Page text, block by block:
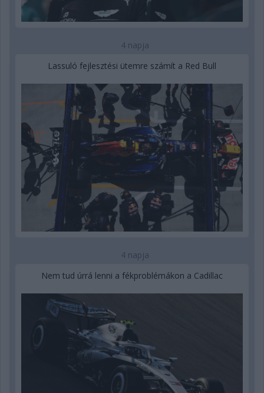
4 napja
Lassuló fejlesztési ütemre számít a Red Bull
4 napja
Nem tud úrrá lenni a fékproblémákon a Cadillac